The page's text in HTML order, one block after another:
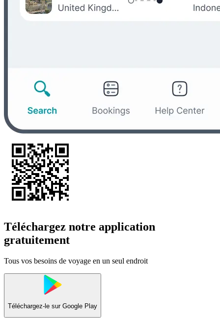
Téléchargez notre application
gratuitement
Tous vos besoins de voyage en un seul endroit
Téléchargez-le sur Google Play